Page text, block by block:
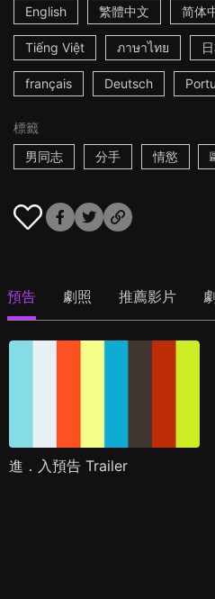
English
繁體中文 简体
Tiếng Việt ภาษาไทย
français Deutsch
標籤
男同志
分手 情慾
預告 劇照 推薦影片
進．入預告 Trailer